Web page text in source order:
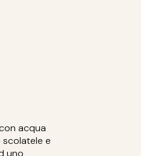
acqua
e
uno